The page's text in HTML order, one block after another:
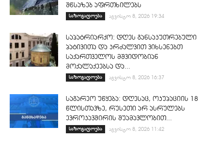
შწსაზებ აფრთხილებს
საზოგადოება აგვისტო 8, 2026 19:34
საპატრიარქო: დღეს განსაკუთრებული
პატივითა და კრძალვით ვიხსენებთ
საქართველოს მშვიდობიან
მოქალაქეებსა და...
საზოგადოება აგვისტო 8, 2026 16:37
საგარეო უწყება: დღესაც, ოკუპაციის 18
წლისთავზე, რუსეთი არ ასრულებს
ევროკავშირის შუამავლობით...
საზოგადოება აგვისტო 8, 2026 11:42